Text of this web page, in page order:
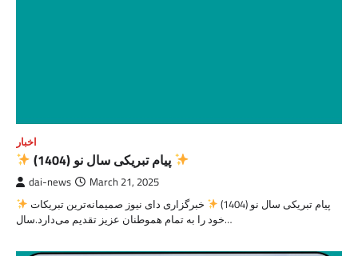
اخبار
dai-news March 21, 2025
پیام تبریکی سال نو (1404)
خبرگزاری دای نیوز صمیمانه‌ترین تبریکات
خود را به تمام هموطنان عزیز تقدیم می‌دارد.سال…